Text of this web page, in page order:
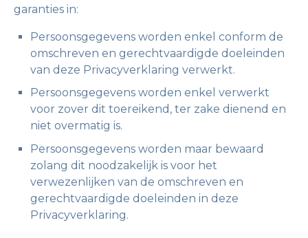
garanties in:
Persoonsgegevens worden enkel conform de
omschreven en gerechtvaardigde doeleinden
van deze Privacyverklaring verwerkt.
Persoonsgegevens worden enkel verwerkt
voor zover dit toereikend, ter zake dienend en
niet overmatig is.
Persoonsgegevens worden maar bewaard
zolang dit noodzakelijk is voor het
verwezenlijken van de omschreven en
gerechtvaardigde doeleinden in deze
Privacyverklaring.